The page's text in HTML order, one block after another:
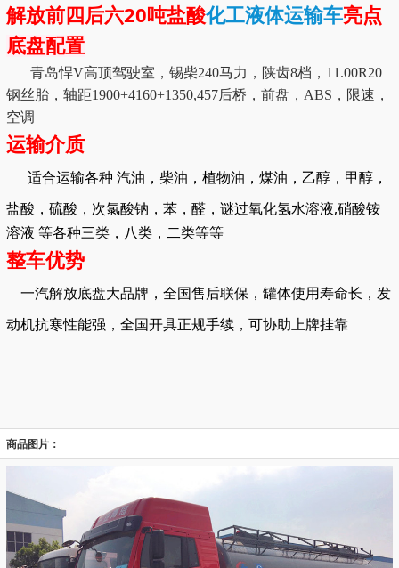
解放前四后六20吨盐酸化工液体运输车亮点
底盘配置
青岛悍V高顶驾驶室，锡柴240马力，陕齿8档，11.00R20
钢丝胎，轴距1900+4160+1350,457后桥，前盘，ABS，限速，
空调
运输介质
适合运输各种 汽油，柴油，植物油，煤油，乙醇，甲醇，
盐酸，硫酸，次氯酸钠，苯，醛，谜过氧化氢水溶液,硝酸铵
溶液 等各种三类，八类，二类等等
整车优势
一汽解放底盘大品牌，全国售后联保，罐体使用寿命长，发
动机抗寒性能强，全国开具正规手续，可协助上牌挂靠
商品图片：